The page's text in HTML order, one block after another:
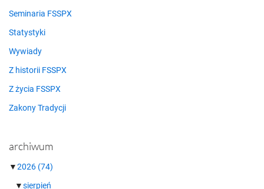
Seminaria FSSPX
Statystyki
Wywiady
Z historii FSSPX
Z życia FSSPX
Zakony Tradycji
archiwum
▼2026 (74)
▼sierpień